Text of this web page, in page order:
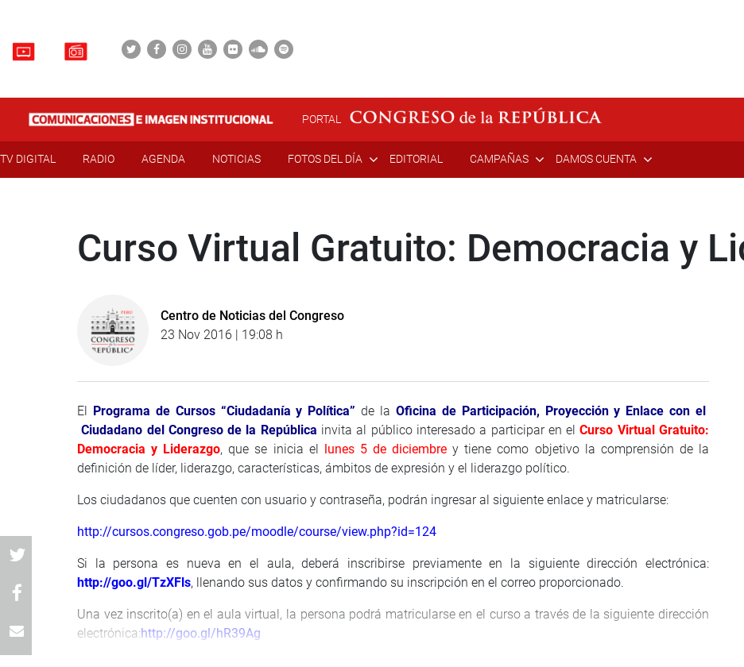
PORTAL
TV DIGITAL RADIO AGENDA NOTICIAS FOTOS DEL DÍA EDITORIAL CAMPAÑAS DAMOS CUENTA
Curso Virtual Gratuito: Democracia y
Centro de Noticias del Congreso
23 Nov 2016 | 19:08 h
El Programa de Cursos “Ciudadanía y Política” de la Oficina de Participación, Proyección y Enlace con el
Ciudadano del Congreso de la República invita al público interesado a participar en elCurso Virtual Gratuito:
Democracia y Liderazgo, que se inicia el lunes 5 de diciembre y tiene como objetivo la comprensión de la
definición de líder, liderazgo, características, ámbitos de expresión y el liderazgo político.
Los ciudadanos que cuenten con usuario y contraseña, podrán ingresar al siguiente enlace y matricularse:
http://cursos.congreso.gob.pe/moodle/course/view.php?id=124
Si la persona es nueva en el aula, deberá inscribirse previamente en la siguiente dirección electrónica:
http://goo.gl/TzXFls, llenando sus datos y confirmando su inscripción en el correo proporcionado.
Una vez inscrito(a) en el aula virtual, la persona podrá matricularse en el curso a través de la siguiente dirección
electrónica:http://goo.gl/hR39Ag